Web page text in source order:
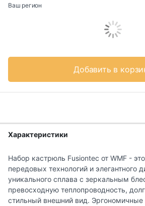
Ваш регион
Добавить в
Характеристики
Набор кастрюль Fusiontec от WMF -
передовых технологий и элегантного
уникального сплава с зеркальным
превосходную теплопроводность,
стильный внешний вид.